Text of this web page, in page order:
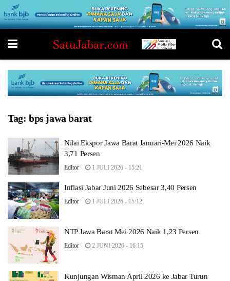
Tag: bps jawa barat
Nilai Ekspor Jawa Barat Januari-Mei 2026 Naik
3,71 Persen
Editor 1 JULI 2026 - 15:21
Inflasi Jabar Juni 2026 Sebesar 3,40 Persen
Editor 1 JULI 2026 - 15:12
NTP Jawa Barat Mei 2026 Naik 1,23 Persen
Editor 2 JUNI 2026 - 16:15
Kunjungan Wisman April 2026 ke Jabar Turun